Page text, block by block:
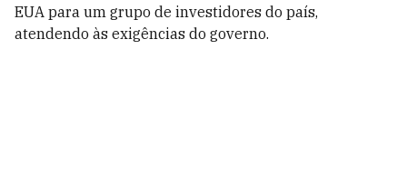
EUA para um grupo de investidores do país,
atendendo às exigências do governo.